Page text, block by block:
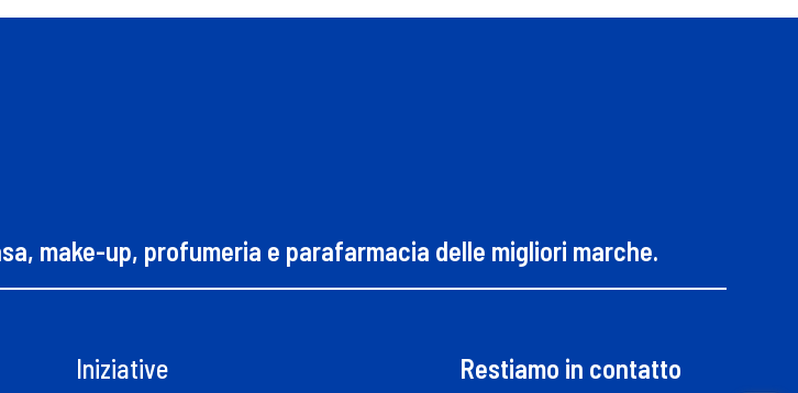
make-up, profumeria e parafarmacia delle migliori marche.
Iniziative Restiamo in contatto